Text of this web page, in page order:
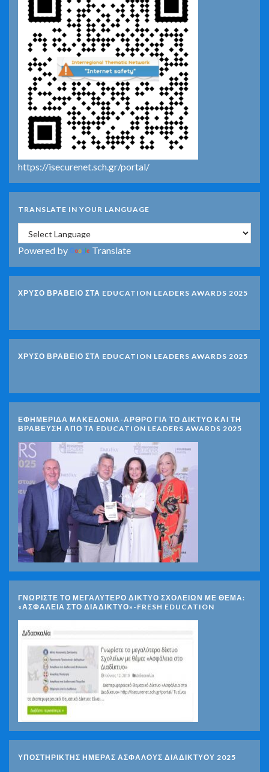
https://isecurenet.sch.gr/portal/
TRANSLATE IN YOUR LANGUAGE
Powered by Translate
ΧΡΥΣΟ ΒΡΑΒΕΙΟ ΣΤΑ EDUCATION LEADERS AWARDS 2025
ΧΡΥΣΟ ΒΡΑΒΕΙΟ ΣΤΑ EDUCATION LEADERS AWARDS 2025
ΕΦΗΜΕΡΙΔΑ ΜΑΚΕΔΟΝΙΑ-ΑΡΘΡΟ ΓΙΑ ΤΟ ΔΙΚΤΥΟ ΚΑΙ ΤΗ
ΒΡΑΒΕΥΣΗ ΑΠΟ ΤΑ EDUCATION LEADERS AWARDS 2025
ΓΝΩΡΊΣΤΕ ΤΟ ΜΕΓΑΛΎΤΕΡΟ ΔΊΚΤΥΟ ΣΧΟΛΕΊΩΝ ΜΕ ΘΈΜΑ:
«ΑΣΦΆΛΕΙΑ ΣΤΟ ΔΙΑΔΊΚΤΥΟ»-FRESH EDUCATION
ΥΠΟΣΤΗΡΙΚΤΗΣ ΗΜΕΡΑΣ ΑΣΦΑΛΟΥΣ ΔΙΑΔΙΚΤΥΟΥ 2025